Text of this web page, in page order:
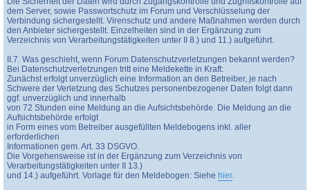
dem Server, sowie Passwortschutz im Forum und Verschlüsselung der
Verbindung sichergestellt. Virenschutz und andere Maßnahmen werden durch
den Anbieter sichergestellt. Einzelheiten sind in der Ergänzung zum
Verzeichnis von Verarbeitungstätigkeiten unter II 8.) und 11.) aufgeführt.
II.7. Was geschieht, wenn Forum Datenschutzverletzungen bekannt werden?
Bei Datenschutzverletzungen tritt eine Meldekette in Kraft:
Zunächst erfolgt unverzüglich eine Information an den Betreiber, je nach
Schwere der Verletzung des Schutzes personenbezogener Daten folgt dann
ggf. unverzüglich und innerhalb
von 72 Stunden eine Meldung an die Aufsichtsbehörde. Die Meldung an die
Aufsichtsbehörde erfolgt
in Form eines vom Betreiber ausgefüllten Meldebogens inkl. aller
erforderlichen
Informationen gem. Art. 33 DSGVO.
Die Vorgehensweise ist in der Ergänzung zum Verzeichnis von
Verarbeitungstätigkeiten unter II 13.)
und 14.) aufgeführt. Vorlage für den Meldebogen: Siehe hier.